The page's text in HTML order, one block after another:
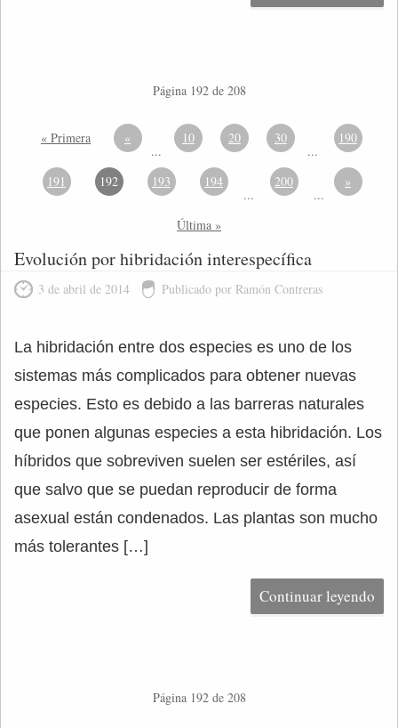
Página 192 de 208
« Primera «
...
10 20 30
...
190
191 192 193 194
...
200
...
»
Última »
Evolución por hibridación interespecífica
3 de abril de 2014 Publicado por Ramón Contreras
La hibridación entre dos especies es uno de los
sistemas más complicados para obtener nuevas
especies. Esto es debido a las barreras naturales
que ponen algunas especies a esta hibridación. Los
híbridos que sobreviven suelen ser estériles, así
que salvo que se puedan reproducir de forma
asexual están condenados. Las plantas son mucho
más tolerantes […]
Continuar leyendo
Página 192 de 208